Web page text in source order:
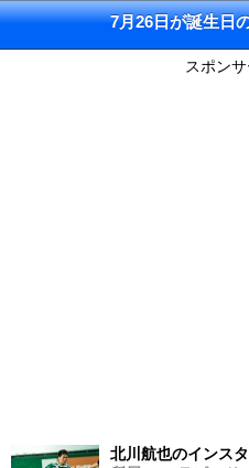
7月26日が誕生日
スポン
北川航也のインス